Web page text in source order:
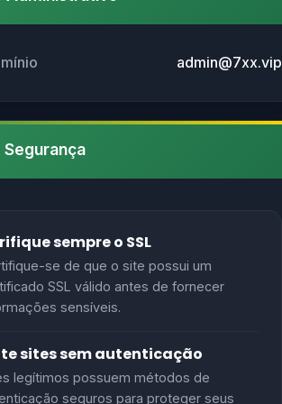
admin@7xx.vip
Segurança
sempre o SSL
se de que o site possui um
SSL válido antes de fornecer
sensíveis.
sites sem autenticação
legítimos possuem métodos de
seguros para proteger seus